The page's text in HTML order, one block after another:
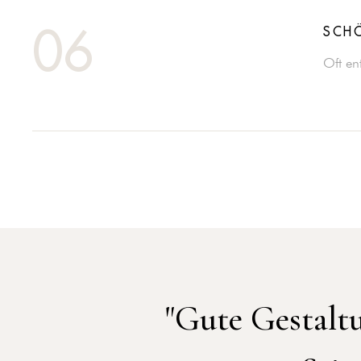
06 Oft
"Gute